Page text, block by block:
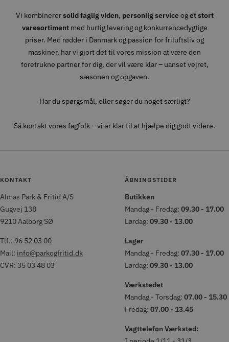
Vi kombinerersolid faglig viden, personlig serviceoget stort
varesortimentmed hurtig levering og konkurrencedygtige
priser. Med rødder i Danmark og passion for friluftsliv og
maskiner, har vi gjort det til vores mission at være den
foretrukne partner for dig, der vil være klar – uanset vejret,
sæsonen og opgaven.
Har du spørgsmål, eller søger du noget særligt?
Så kontakt vores fagfolk – vi er klar til at hjælpe dig godt videre.
KONTAKT
Almas Park & Fritid A/S
Gugvej 138
9210 Aalborg SØ
Tlf.: 96 52 03 00
Mail: info@parkogfritid.dk
CVR: 35 03 48 03
ÅBNINGSTIDER
Butikken
Mandag - Fredag: 09.30 - 17.00
Lørdag: 09.30 - 13.00
Lager
Mandag - Fredag: 07.30 - 17.00
Lørdag: 09.30 - 13.00
Værkstedet
Mandag - Torsdag: 07.00 - 15.30
Fredag: 07.00 - 13.45
Vagttelefon Værksted: